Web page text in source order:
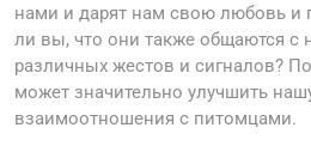
нами и дарят нам свою любовь и
ли вы, что они также общаются
различных жестов и сигналов?
может значительно улучшить
взаимоотношения с питомцами.